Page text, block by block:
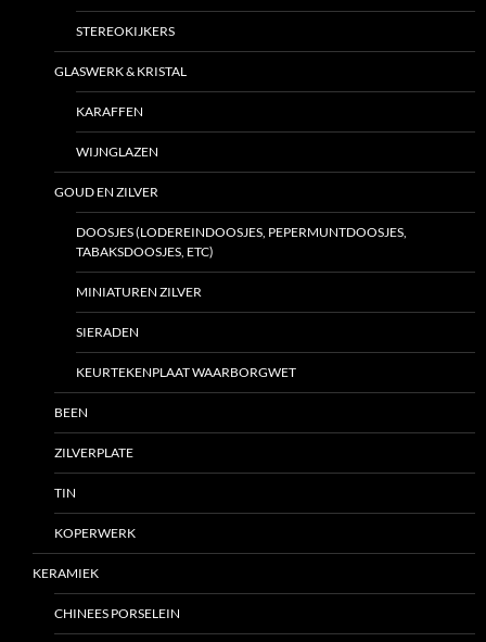
STEREOKIJKERS
GLASWERK & KRISTAL
KARAFFEN
WIJNGLAZEN
GOUD EN ZILVER
DOOSJES (LODEREINDOOSJES, PEPERMUNTDOOSJES,
TABAKSDOOSJES, ETC)
MINIATUREN ZILVER
SIERADEN
KEURTEKENPLAAT WAARBORGWET
BEEN
ZILVERPLATE
TIN
KOPERWERK
KERAMIEK
CHINEES PORSELEIN